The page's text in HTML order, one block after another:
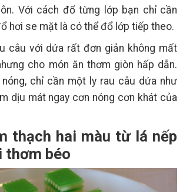
Với cách đổ từng lớp bạn chỉ cần
hơi se mặt là có thể đổ lớp tiếp theo.
câu với dứa rất đơn giản không mất
cho món ăn thơm giòn hấp dẫn.
chỉ cần một ly rau câu dứa như
dịu mát ngay cơn nóng cơn khát của
thạch hai màu từ lá nếp
thơm béo